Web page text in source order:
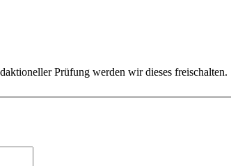
Prüfung werden wir dieses freischalten.